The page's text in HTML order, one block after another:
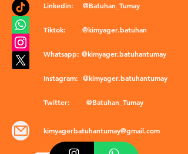
Linkedin: @Batuhan_Tumay
Tiktok: @kimyager.batuhan
Whatsapp: @kimyager.batuhantumay
Instagram: @kimyager.batuhantumay
Twitter: @Batuhan_Tumay
kimyagerbatuhantumay@gmail.com